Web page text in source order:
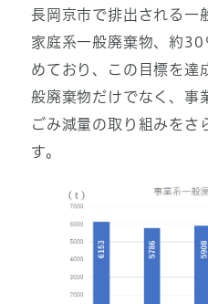
長岡京市で排出される一
家庭系一般廃棄物、約
めており、この目標を達
般廃棄物だけでなく、事
ごみ減量の取り組みをさ
す。